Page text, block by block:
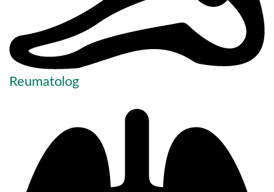
Reumatolog